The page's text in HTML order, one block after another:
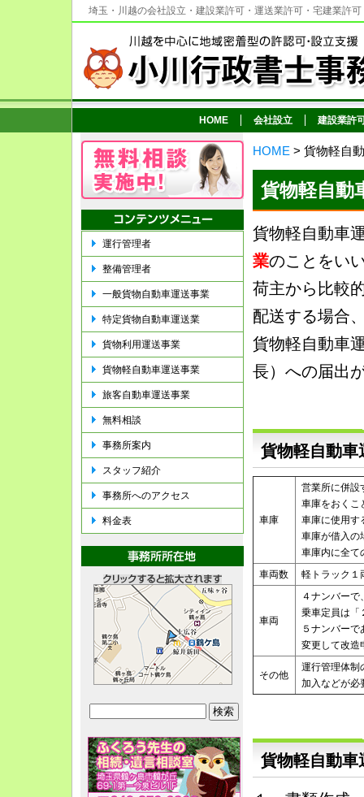
埼玉・川越の会社設立・建設業許可・運送業許可・宅建業許
HOME 会社設立 建設業許
HOME > 貨物軽自
貨物軽自動
貨物軽自動車
業のことをい
荷主から比較
配送する場合
貨物軽自動車
長）への届出
貨物軽自動車
車庫
営業所に併設
車庫をおくこ
車庫に使用す
車庫が借入の
車庫内に全て
車両数
軽トラック１
車両
４ナンバー
乗車定員は「
５ナンバー
変更して改造
その他
運行管理体制
加入などが必
貨物軽自動車
運行管理者
整備管理者
一般貨物自動車運送事業
特定貨物自動車運送業
貨物利用運送事業
貨物軽自動車運送事業
旅客自動車運送事業
無料相談
事務所案内
スタッフ紹介
事務所へのアクセス
料金表